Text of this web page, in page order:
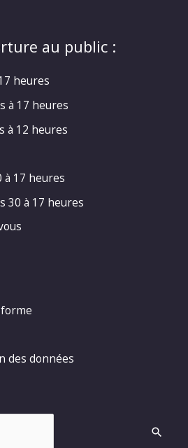
au public :
heures
à 17 heures
à 12 heures
à 17 heures
30 à 17 heures
des données